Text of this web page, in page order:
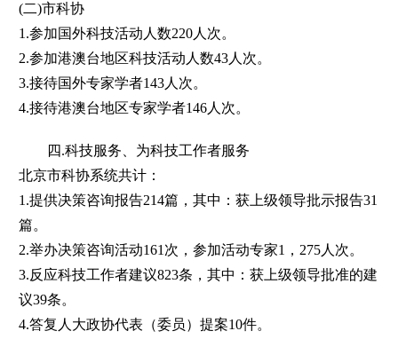
(二)市科协
1.参加国外科技活动人数220人次。
2.参加港澳台地区科技活动人数43人次。
3.接待国外专家学者143人次。
4.接待港澳台地区专家学者146人次。
四.科技服务、为科技工作者服务
北京市科协系统共计：
1.提供决策咨询报告214篇，其中：获上级领导批示报告31
篇。
2.举办决策咨询活动161次，参加活动专家1，275人次。
3.反应科技工作者建议823条，其中：获上级领导批准的建
议39条。
4.答复人大政协代表（委员）提案10件。